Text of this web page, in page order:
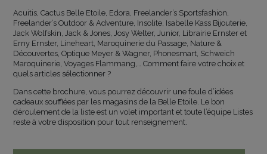
Acuitis, Cactus Belle Etoile, Edora, Freelander’s Sportsfashion,
Freelander’s Outdoor & Adventure, Insolite, Isabelle Kass Bijouterie,
Jack Wolfskin, Jack & Jones, Josy Welter, Junior, Librairie Ernster et
Erny Ernster, Lineheart, Maroquinerie du Passage, Nature &
Découvertes, Optique Meyer & Wagner, Phonesmart, Schweich
Maroquinerie, Voyages Flammang,… Comment faire votre choix et
quels articles sélectionner ?
Dans cette brochure, vous pourrez découvrir une foule d’idées
cadeaux soufflées par les magasins de la Belle Etoile. Le bon
déroulement de la liste est un volet important et toute l’équipe Listes
reste à votre disposition pour tout renseignement.